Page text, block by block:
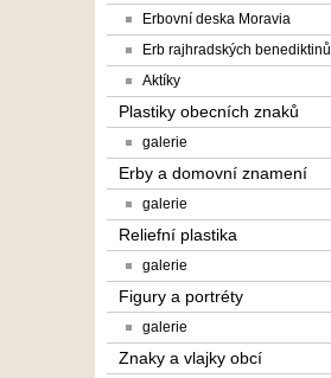
Erbovní deska Moravia
Erb rajhradských benediktinů
Aktíky
Plastiky obecních znaků
galerie
Erby a domovní znamení
galerie
Reliefní plastika
galerie
Figury a portréty
galerie
Znaky a vlajky obcí